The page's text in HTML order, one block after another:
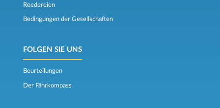
Reedereien
Bedingungen der Gesellschaften
FOLGEN SIE UNS
Beurteilungen
Der Fährkompass